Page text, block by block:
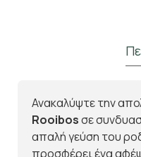
Ανακαλύψτε την
Rooibosσε
απαλή γεύση του
προσφέρει ένα